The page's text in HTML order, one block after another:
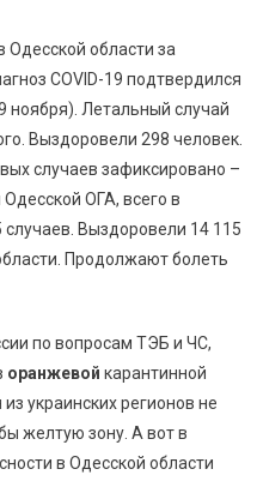
Расти
Число
Новых
Случаев
19:
Одесской области за
COVID-19 подтвердился
ноября). Летальный случай
Выздоровели 298 человек.
случаев зафиксировано –
ОГА, всего в
случаев. Выздоровели 14 115
Продолжают болеть
по вопросам ТЭБ и ЧС,
оранжевой карантинной
украинских регионов не
желтую зону. А вот в
в Одесской области